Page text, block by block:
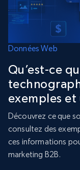
Données Web
Qu’est-ce
exemples
Découvrez ce que
consultez des
ces informations
marketing B2B.